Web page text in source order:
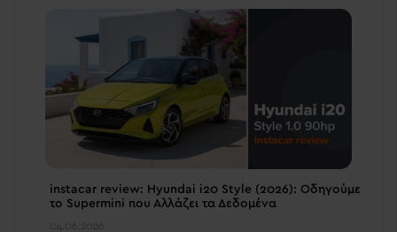
instacar review: Hyundai i20 Style (2026): Οδηγούμε
το Supermini που Αλλάζει τα Δεδομένα
04.06.2026